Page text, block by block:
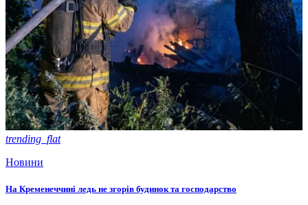
trending_flat
Новини
На Кременеччині ледь не згорів будинок та господарство